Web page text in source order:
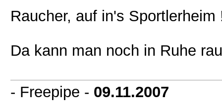
Raucher, auf in's Sportlerheim
Da kann man noch in Ruhe
- Freepipe - 09.11.2007